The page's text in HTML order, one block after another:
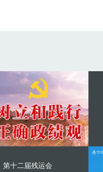
第十二届残运会